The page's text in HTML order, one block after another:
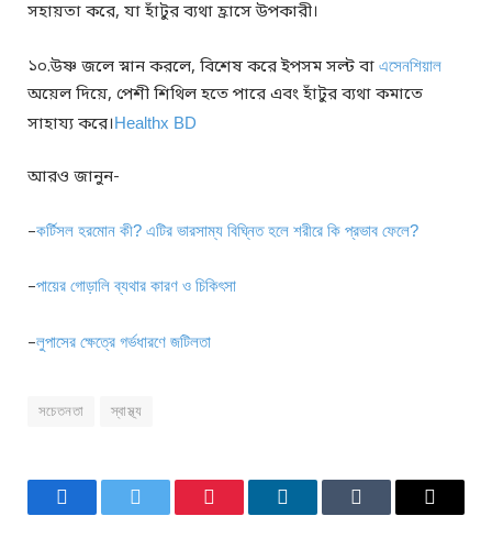
সহায়তা করে, যা হাঁটুর ব্যথা হ্রাসে উপকারী।
১০.উষ্ণ জলে স্নান করলে, বিশেষ করে ইপসম সল্ট বা এসেনশিয়াল
অয়েল দিয়ে, পেশী শিথিল হতে পারে এবং হাঁটুর ব্যথা কমাতে
সাহায্য করে।Healthx BD
আরও জানুন-
–কর্টিসল হরমোন কী? এটির ভারসাম্য বিঘ্নিত হলে শরীরে কি প্রভাব ফেলে?
–পায়ের গোড়ালি ব্যথার কারণ ও চিকিৎসা
–লুপাসের ক্ষেত্রে গর্ভধারণে জটিলতা
সচেতনতা স্বাস্থ্য
FacebookTwitter PinterestLinkedInTumblr Email